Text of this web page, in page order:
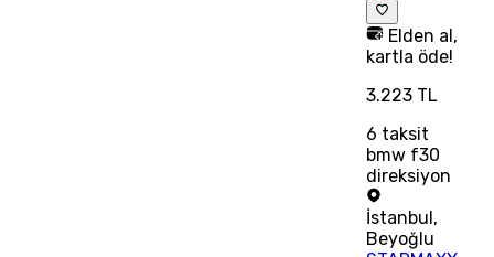
Elden al,
kartla öde!
3.223 TL
6 taksit
bmw f30
direksiyon
İstanbul,
Beyoğlu